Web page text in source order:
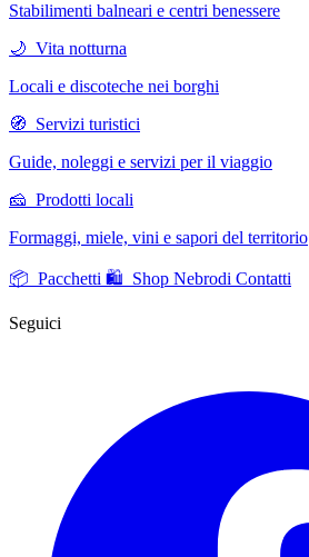
Stabilimenti balneari e centri benessere
🌙 Vita notturna
Locali e discoteche nei borghi
🧭 Servizi turistici
Guide, noleggi e servizi per il viaggio
🧀 Prodotti locali
Formaggi, miele, vini e sapori del territorio
📦 Pacchetti 🛍️ Shop Nebrodi Contatti
Seguici